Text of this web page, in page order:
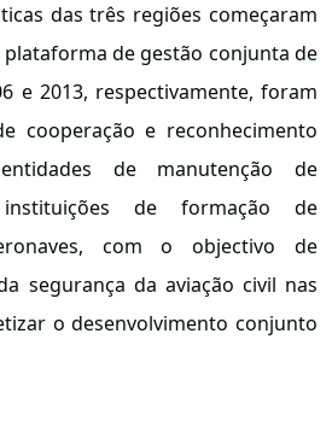
das três regiões começaram
plataforma de gestão conjunta de
e 2013, respectivamente, foram
cooperação e reconhecimento
de manutenção de
de formação de
com o objectivo de
segurança da aviação civil nas
o desenvolvimento conjunto